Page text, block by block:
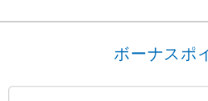
ボーナスポ